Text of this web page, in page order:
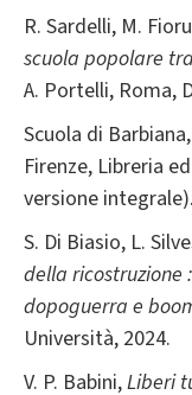
R. Sardelli, M.
scuola popolare
A. Portelli, Roma,
Scuola di Barbiana,
Firenze, Libreria
versione integrale).
S. Di Biasio, L.
della ricostruzione
dopoguerra e
Università, 2024.
V. P. Babini,Liberi